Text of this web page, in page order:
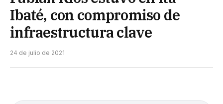
Ibaté, con compromiso de
infraestructura clave
24 de julio de 2021